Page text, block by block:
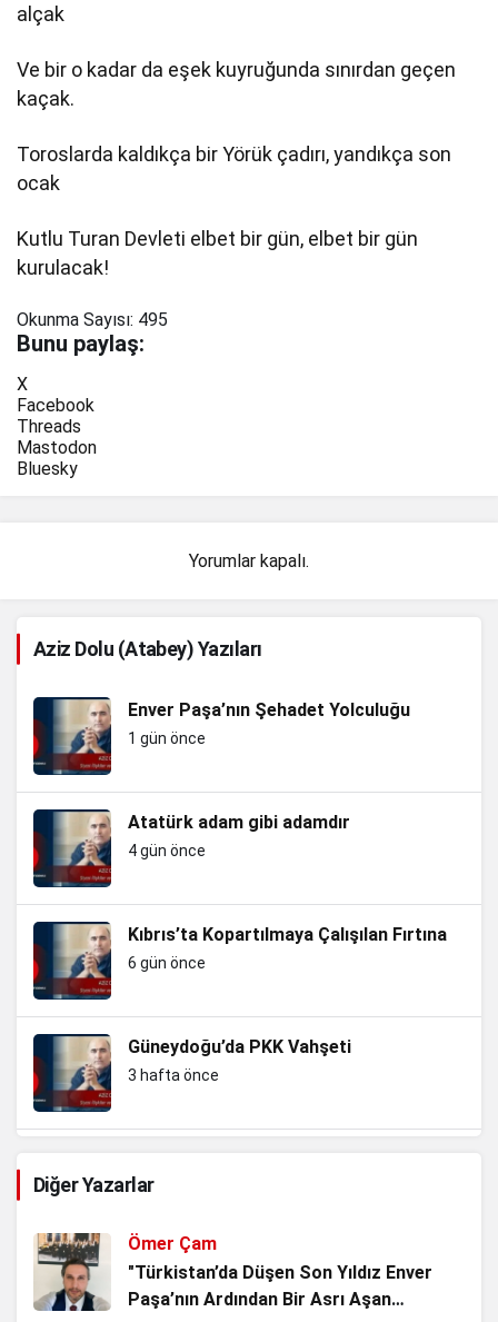
alçak
Ve bir o kadar da eşek kuyruğunda sınırdan geçen
kaçak.
Toroslarda kaldıkça bir Yörük çadırı, yandıkça son
ocak
Kutlu Turan Devleti elbet bir gün, elbet bir gün
kurulacak!
Okunma Sayısı: 495
Bunu paylaş:
X
Facebook
Threads
Mastodon
Bluesky
Yorumlar kapalı.
Aziz Dolu (Atabey) Yazıları
Enver Paşa’nın Şehadet Yolculuğu
1 gün önce
Atatürk adam gibi adamdır
4 gün önce
Kıbrıs’ta Kopartılmaya Çalışılan Fırtına
6 gün önce
Güneydoğu’da PKK Vahşeti
3 hafta önce
3 hafta önce
Türkiye’nin Çakalla Dansı
4 hafta önce
Diğer Yazarlar
Ömer Çam
"Türkistan’da Düşen Son Yıldız Enver
Paşa’nın Ardından Bir Asrı Aşan